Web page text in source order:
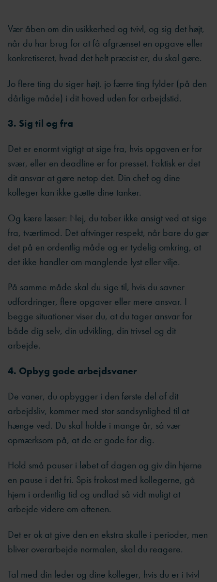
Vær åben om din usikkerhed og tvivl, og sig det højt,
når du har brug for at få afgrænset en opgave eller
konkretiseret, hvad det helt præcist er, du skal gøre.
Jo flere ting du siger højt, jo færre ting fylder (på den
dårlige måde) i dit hoved uden for arbejdstid.
3. Sig til og fra
Det er enormt vigtigt at sige fra, hvis opgaven er for
svær, eller en deadline er for presset. Faktisk er det
dit ansvar at gøre netop det. Din chef og dine
kolleger kan ikke gætte dine tanker.
Og kære læser: Nej, du taber ikke ansigt ved at sige
fra, tværtimod. Det aftvinger respekt, når bare du gør
det på en ordentlig måde og er tydelig omkring, at
det ikke handler om manglende lyst eller vilje.
På samme måde skal du sige til, hvis du savner
udfordringer, flere opgaver eller mere ansvar. I
begge situationer viser du, at du tager ansvar for
både dig selv, din udvikling, din trivsel og dit
arbejde.
4. Opbyg gode arbejdsvaner
De vaner, du opbygger i den første del af dit
arbejdsliv, kommer med stor sandsynlighed til at
hænge ved. Du skal holde i mange år, så vær
opmærksom på, at de er gode for dig.
Hold små pauser i løbet af dagen og giv din hjerne
en pause i det fri. Spis frokost med kollegerne, gå
hjem i ordentlig tid og undlad så vidt muligt at
arbejde videre om aftenen.
Det er ok at give den en ekstra skalle i perioder, men
bliver overarbejde normalen, skal du reagere.
Tal med din leder og dine kolleger, hvis du er i tvivl